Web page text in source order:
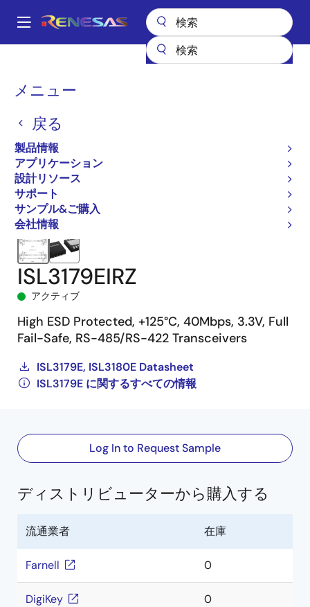
ン
Main
メニュー
戻る
製品情報
アプリケーション
設計リソース
サポート
サンプル&ご購入
会社情報
パ
く
ず
ISL3179E
ISL3179EIRZ
ISL3179EIRZ
アクティブ
High ESD Protected, +125°C, 40Mbps, 3.3V, Full
Fail-Safe, RS-485/RS-422 Transceivers
ISL3179E, ISL3180E Datasheet
ISL3179E に関するすべての情報
Log In to Request Sample
ディストリビューターから購入する
流通業者 在庫
Farnell 0
DigiKey 0